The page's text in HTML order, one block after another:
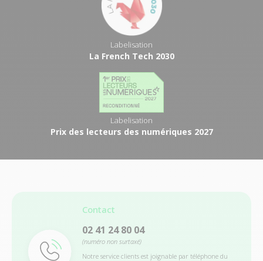
Labelisation
La French Tech 2030
Labelisation
Prix des lecteurs des numériques 2027
Contact
02 41 24 80 04
(numéro non surtaxé)
Notre service clients est joignable par téléphone du